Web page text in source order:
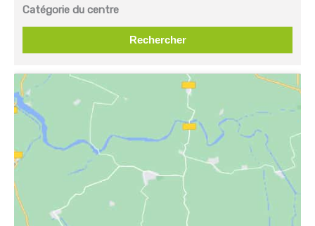
Catégorie du centre